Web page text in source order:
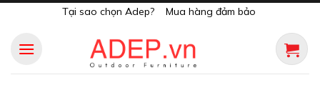
content
Tại sao chọn Adep? Mua hàng đảm bảo